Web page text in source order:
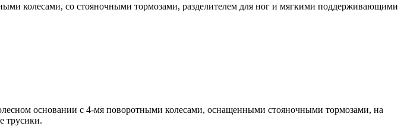
колесами, со стояночными тормозами, разделителем для ног и мягкими поддерживающими
основании с 4-мя поворотными колесами, оснащенными стояночными тормозами, на
трусики.